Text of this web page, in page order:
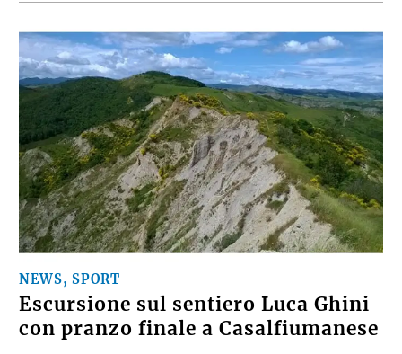
NEWS, SPORT
Escursione sul sentiero Luca Ghini
con pranzo finale a Casalfiumanese